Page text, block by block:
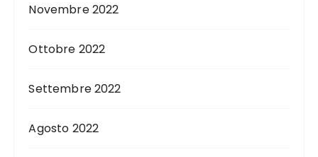
Novembre 2022
Ottobre 2022
Settembre 2022
Agosto 2022